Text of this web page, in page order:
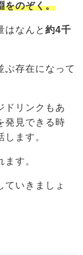
をのぞく。
はなんと 約4千
ぶ存在になって
ドリンクもあ
発見できる時
ます。
す。
ていきましょ